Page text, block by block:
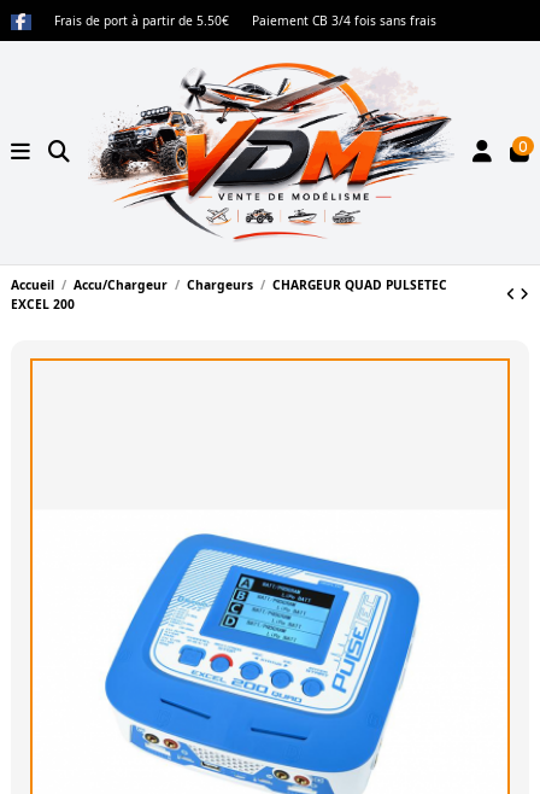
Frais de port à partir de 5.50€ Paiement CB 3/4 fois sans frais
0
Accueil Accu/Chargeur Chargeurs
CHARGEUR QUAD PULSETEC
EXCEL 200